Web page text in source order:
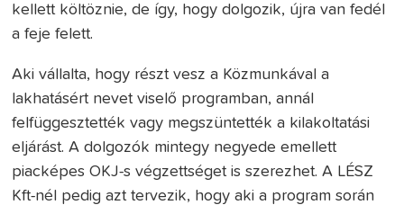
kellett költöznie, de így, hogy dolgozik, újra van fedél
a feje felett.
Aki vállalta, hogy részt vesz a Közmunkával a
lakhatásért nevet viselő programban, annál
felfüggesztették vagy megszüntették a kilakoltatási
eljárást. A dolgozók mintegy negyede emellett
piacképes OKJ-s végzettséget is szerezhet. A LÉSZ
Kft-nél pedig azt tervezik, hogy aki a program során